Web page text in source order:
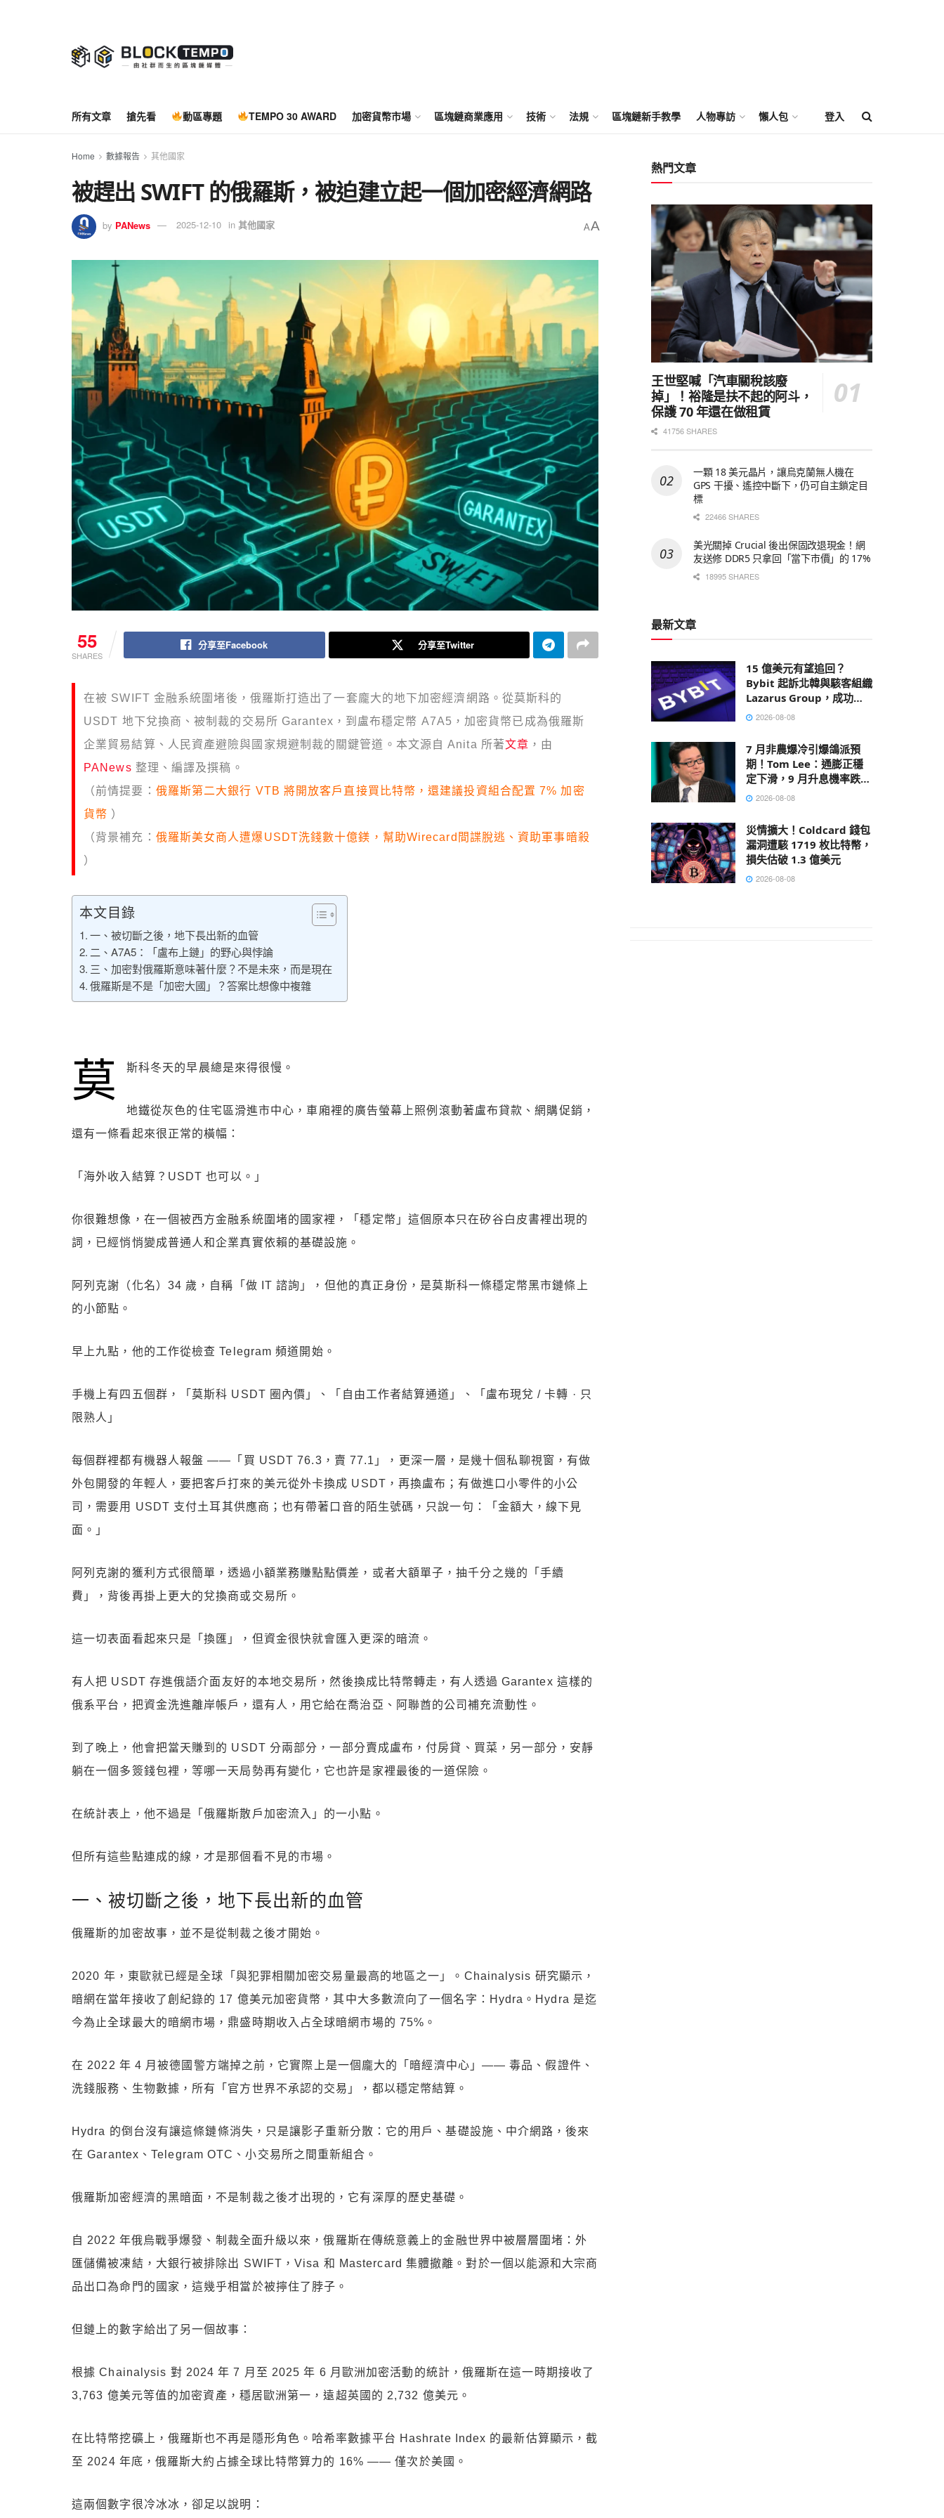
所有文章 搶先看 動區專題 TEMPO 30 AWARD 加密貨幣市場 區塊鏈商業應用 技術 法規 區塊鏈新手教學 人物專訪 懶人包 登入
Home 數據報告 其他國家
被趕出 SWIFT 的俄羅斯，被迫建立起一個加密經濟網路
by PANews 2025-12-10 in 其他國家 AA
55
SHARES
分享至Facebook 分享至Twitter
在被 SWIFT 金融系統圍堵後，俄羅斯打造出了一套龐大的地下加密經濟網路。從莫斯科的
USDT 地下兌換商、被制裁的交易所 Garantex，到盧布穩定幣 A7A5，加密貨幣已成為俄羅斯
企業貿易結算、人民資產避險與國家規避制裁的關鍵管道。本文源自 Anita 所著文章 ，由
PANews 整理、編譯及撰稿。
（前情提要： 俄羅斯第二大銀行 VTB 將開放客戶直接買比特幣，還建議投資組合配置 7% 加密
貨幣 ）
（背景補充： 俄羅斯美女商人遭爆USDT洗錢數十億鎂，幫助Wirecard間諜脫逃、資助軍事暗殺
）
本文目錄
一、被切斷之後，地下長出新的血管
二、A7A5：「盧布上鏈」的野心與悖論
三、加密對俄羅斯意味著什麼？不是未來，而是現在
俄羅斯是不是「加密大國」？答案比想像中複雜
莫 斯科冬天的早晨總是來得很慢。
地鐵從灰色的住宅區滑進市中心，車廂裡的廣告螢幕上照例滾動著盧布貸款、網購促銷，
還有一條看起來很正常的橫幅：
「海外收入結算？USDT 也可以。」
你很難想像，在一個被西方金融系統圍堵的國家裡，「穩定幣」這個原本只在矽谷白皮書裡出現的
詞，已經悄悄變成普通人和企業真實依賴的基礎設施。
阿列克謝（化名）34 歲，自稱「做 IT 諮詢」，但他的真正身份，是莫斯科一條穩定幣黑市鏈條上
的小節點。
早上九點，他的工作從檢查 Telegram 頻道開始。
手機上有四五個群，「莫斯科 USDT 圈內價」、「自由工作者結算通道」、「盧布現兌 / 卡轉 · 只
限熟人」
每個群裡都有機器人報盤 ——「買 USDT 76.3，賣 77.1」，更深一層，是幾十個私聊視窗，有做
外包開發的年輕人，要把客戶打來的美元從外卡換成 USDT，再換盧布；有做進口小零件的小公
司，需要用 USDT 支付土耳其供應商；也有帶著口音的陌生號碼，只說一句：「金額大，線下見
面。」
阿列克謝的獲利方式很簡單，透過小額業務賺點點價差，或者大額單子，抽千分之幾的「手續
費」，背後再掛上更大的兌換商或交易所。
這一切表面看起來只是「換匯」，但資金很快就會匯入更深的暗流。
有人把 USDT 存進俄語介面友好的本地交易所，然後換成比特幣轉走，有人透過 Garantex 這樣的
俄系平台，把資金洗進離岸帳戶，還有人，用它給在喬治亞、阿聯酋的公司補充流動性。
到了晚上，他會把當天賺到的 USDT 分兩部分，一部分賣成盧布，付房貸、買菜，另一部分，安靜
躺在一個多簽錢包裡，等哪一天局勢再有變化，它也許是家裡最後的一道保險。
在統計表上，他不過是「俄羅斯散戶加密流入」的一小點。
但所有這些點連成的線，才是那個看不見的市場。
一、被切斷之後，地下長出新的血管
俄羅斯的加密故事，並不是從制裁之後才開始。
2020 年，東歐就已經是全球「與犯罪相關加密交易量最高的地區之一」。Chainalysis 研究顯示，
暗網在當年接收了創紀錄的 17 億美元加密貨幣，其中大多數流向了一個名字：Hydra。Hydra 是迄
今為止全球最大的暗網市場，鼎盛時期收入占全球暗網市場的 75%。
在 2022 年 4 月被德國警方端掉之前，它實際上是一個龐大的「暗經濟中心」—— 毒品、假證件、
洗錢服務、生物數據，所有「官方世界不承認的交易」，都以穩定幣結算。
Hydra 的倒台沒有讓這條鏈條消失，只是讓影子重新分散：它的用戶、基礎設施、中介網路，後來
在 Garantex、Telegram OTC、小交易所之間重新組合。
俄羅斯加密經濟的黑暗面，不是制裁之後才出現的，它有深厚的歷史基礎。
自 2022 年俄烏戰爭爆發、制裁全面升級以來，俄羅斯在傳統意義上的金融世界中被層層圍堵：外
匯儲備被凍結，大銀行被排除出 SWIFT，Visa 和 Mastercard 集體撤離。對於一個以能源和大宗商
品出口為命門的國家，這幾乎相當於被擰住了脖子。
但鏈上的數字給出了另一個故事：
根據 Chainalysis 對 2024 年 7 月至 2025 年 6 月歐洲加密活動的統計，俄羅斯在這一時期接收了
3,763 億美元等值的加密資產，穩居歐洲第一，遠超英國的 2,732 億美元。
在比特幣挖礦上，俄羅斯也不再是隱形角色。哈希率數據平台 Hashrate Index 的最新估算顯示，截
至 2024 年底，俄羅斯大約占據全球比特幣算力的 16% —— 僅次於美國。
這兩個數字很冷冰冰，卻足以說明：
熱門文章
王世堅喊「汽車關稅該廢
掉」！裕隆是扶不起的阿斗，
保護 70 年還在做租賃
41756 SHARES
一顆 18 美元晶片，讓烏克蘭無人機在
GPS 干擾、遙控中斷下，仍可自主鎖定目
標
22466 SHARES
美光關掉 Crucial 後出保固改退現金！網
友送修 DDR5 只拿回「當下市價」的 17%
18995 SHARES
最新文章
15 億美元有望追回？
Bybit 起訴北韓與駭客組織
Lazarus Group，成功凍
結部分贓款
2026-08-08
7 月非農爆冷引爆鴿派預
期！Tom Lee：通膨正穩
定下滑，9 月升息機率跌破
40%2026-08-08
災情擴大！Coldcard 錢包
漏洞遭駭 1719 枚比特幣，
損失估破 1.3 億美元
2026-08-08